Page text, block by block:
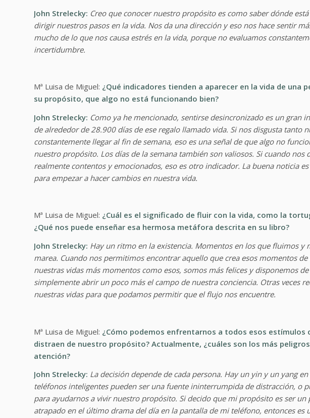
John Strelecky: Creo que conocer nuestro propósito es como saber dónde
dirigir nuestros pasos en la vida. Nos da una dirección y eso nos hace sentir
mucho de lo que nos causa estrés en la vida, porque no evaluamos
incertidumbre.
Mª Luisa de Miguel: ¿Qué indicadores tienden a aparecer en la vida de una
su propósito, que algo no está funcionando bien?
John Strelecky: Como ya he mencionado, sentirse desincronizado es un gran
de alrededor de 28.900 días de ese regalo llamado vida. Si nos disgusta tanto
constantemente llegar al fin de semana, eso es una señal de que algo no
nuestro propósito. Los días de la semana también son valiosos. Si cuando
realmente contentos y emocionados, eso es otro indicador. La buena noticia
para empezar a hacer cambios en nuestra vida.
Mª Luisa de Miguel: ¿Cuál es el significado de fluir con la vida, como la
¿Qué nos puede enseñar esa hermosa metáfora descrita en su libro?
John Strelecky: Hay un ritmo en la existencia. Momentos en los que fluimos y
marea. Cuando nos permitimos encontrar aquello que crea esos momentos
nuestras vidas más momentos como esos, somos más felices y disponemos
simplemente abrir un poco más el campo de nuestra conciencia. Otras veces
nuestras vidas para que podamos permitir que el flujo nos encuentre.
Mª Luisa de Miguel: ¿Cómo podemos enfrentarnos a todos esos estímulos
distraen de nuestro propósito? Actualmente, ¿cuáles son los más
atención?
John Strelecky: La decisión depende de cada persona. Hay un yin y un yang
teléfonos inteligentes pueden ser una fuente ininterrumpida de distracción, o
para ayudarnos a vivir nuestro propósito. Si decido que mi propósito es ser
atrapado en el último drama del día en la pantalla de mi teléfono, entonces es